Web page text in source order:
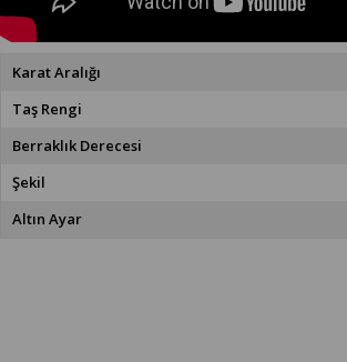
Karat Aralığı
Taş Rengi
Berraklık Derecesi
Şekil
Altın Ayar